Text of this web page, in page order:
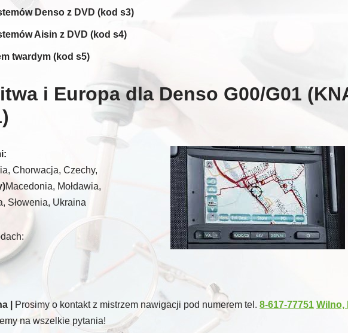
Denso z DVD (kod s3)
Aisin z DVD (kod s4)
twardym (kod s5)
i Europa dla Denso G00/G01
Chorwacja, Czechy,
Macedonia, Mołdawia,
Słowenia, Ukraina
| Prosimy o kontakt z mistrzem nawigacji pod numerem tel. 8-617-77751 Wilno,
na wszelkie pytania!